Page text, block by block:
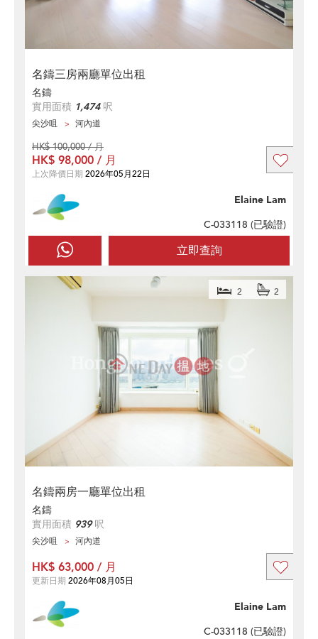
名鑄三房兩廳單位出租
名鑄
實用面積 1,474呎
尖沙咀 河內道
立即查詢
Elaine Lam
C-033118 (已驗證)
HK$ 100,000 / 月
HK$ 98,000 / 月
上次降價日期 2026年05月22日
名鑄兩房一廳單位出租
2 2
名鑄
實用面積 939呎
尖沙咀 河內道
Elaine Lam
C-033118 (已驗證)
HK$ 63,000 / 月
更新日期 2026年08月05日